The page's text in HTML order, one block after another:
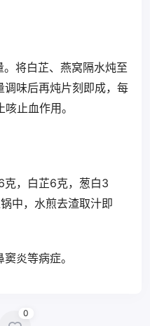
将白芷、燕窝隔水炖至
味后再炖片刻即成，每
止血作用。
克，白芷6克，葱白3
中，水煎去渣取汁即
炎等病症。
0